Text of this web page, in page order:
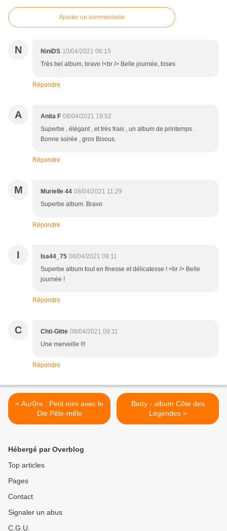
Ajouter un commentaire
N NiniDS 10/04/2021 06:15
Très bel album, bravo !<br /> Belle journée, bises
Répondre
A Anita F 08/04/2021 19:52
Superbe , élégant , et très frais , un album de printemps .
Bonne soirée , gros Bisous.
Répondre
M Murielle 44 08/04/2021 11:29
Superbe album. Bravo
Répondre
I Isa44_75 08/04/2021 09:11
Superbe album tout en finesse et délicatesse ! <br /> Belle
journée !
Répondre
C Chti-Gitte 08/04/2021 09:11
Une merveille !!!
Répondre
< Aur0re : Petit mini avec le
Die Pêle-mêle
Betty - album Côte des
Légendes >
Hébergé par Overblog
Top articles
Pages
Contact
Signaler un abus
C.G.U.